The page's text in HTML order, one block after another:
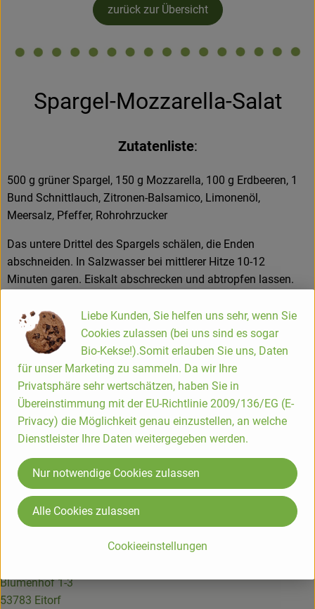
Küchenzauber
NonFood & Saaten
So geht’s
Über uns
Service
Hofladen
zurück zur Übersicht
Spargel-Mozzarella-Salat
Zutatenliste:
500 g grüner Spargel, 150 g Mozzarella, 100 g Erdbeeren, 1
Bund Schnittlauch, Zitronen-Balsamico, Limonenöl,
Meersalz, Pfeffer, Rohrohrzucker
Das untere Drittel des Spargels schälen, die Enden
abschneiden. In Salzwasser bei mittlerer Hitze 10-12
Minuten garen. Eiskalt abschrecken und abtropfen lassen.
vierteln. Den Schnittlauch waschen und in kleine Stücke
schneiden. Spargel, Mozzarella und Erdbeeren mischen und
mit Zitronen-Balsamico und Limonenöl beträufeln. Mit Salz,
Pfeffer und Rohrohrzucker abschmecken.
Die Hofkiste
Bio-Lieferservice seit über 25 Jahren.
Gemüsekisten im Rhein-Sieg-Kreis, Rhein-Mosel-Region,
Rheinisch-Bergischer-Kreis, rund um Bonn, Köln & Leverkusen
sowie ins Oberbergische Land, den Westerwald, ins Siegerland
und südliche Sauerland.
Kundenbetreuung Hofkiste
Blumenhof 1-3
53783 Eitorf
Liebe Kunden, Sie helfen uns sehr, wenn Sie
Cookies zulassen (bei uns sind es sogar
Bio-Kekse!).Somit erlauben Sie uns, Daten
für unser Marketing zu sammeln. Da wir Ihre
Privatsphäre sehr wertschätzen, haben Sie in
Übereinstimmung mit der EU-Richtlinie 2009/136/EG (E-
Privacy) die Möglichkeit genau einzustellen, an welche
Dienstleister Ihre Daten weitergegeben werden.
Cookieeinstellungen
Nur notwendige Cookies zulassen
Alle Cookies zulassen